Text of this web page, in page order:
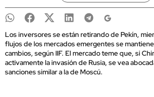
Los inversores se están retirando de Pekín,
flujos de los mercados emergentes se
cambios, según IIF. El mercado teme que, si
activamente la invasión de Rusia, se vea
sanciones similar a la de Moscú.